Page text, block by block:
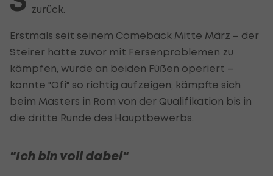
zurück.
Erstmals seit seinem Comeback Mitte März – der
Steirer hatte zuvor mit Fersenproblemen zu
kämpfen, wurde an beiden Füßen operiert –
konnte "Ofi" so richtig aufzeigen, kämpfte sich
beim Masters in Rom von der Qualifikation bis in
die dritte Runde des Hauptbewerbs.
"Ich bin voll dabei"